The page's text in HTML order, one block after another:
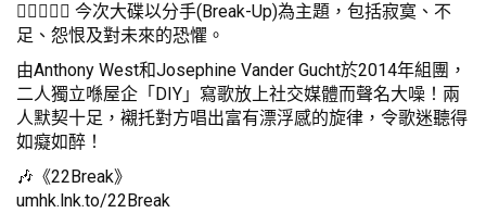
👩🏻‍❤️‍👨🏻 今次大碟以分手(Break-Up)為主題，包括寂寞、不
足、怨恨及對未來的恐懼。
由Anthony West和Josephine Vander Gucht於2014年組團，
二人獨立喺屋企「DIY」寫歌放上社交媒體而聲名大噪！兩
人默契十足，襯托對方唱出富有漂浮感的旋律，令歌迷聽得
如癡如醉！
🎶《22Break》
umhk.lnk.to/22Break